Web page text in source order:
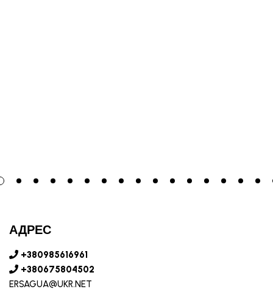
АДРЕС
+380985616961
+380675804502
ERSAGUA@UKR.NET